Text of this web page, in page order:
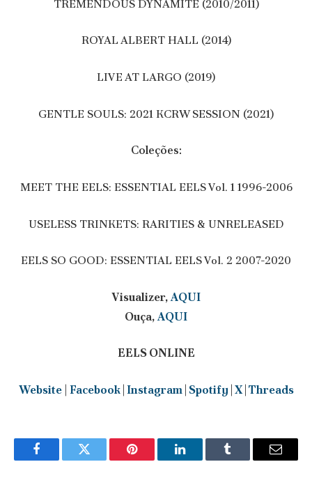
TREMENDOUS DYNAMITE (2010/2011)
ROYAL ALBERT HALL (2014)
LIVE AT LARGO (2019)
GENTLE SOULS: 2021 KCRW SESSION (2021)
Coleções:
MEET THE EELS: ESSENTIAL EELS Vol. 1 1996-2006
USELESS TRINKETS: RARITIES & UNRELEASED
EELS SO GOOD: ESSENTIAL EELS Vol. 2 2007-2020
Visualizer,AQUI
Ouça,AQUI
EELS ONLINE
Website Facebook| Instagram| Spotify| X| Threads
FacebookTwitter Pinterest LinkedInTumblr Email